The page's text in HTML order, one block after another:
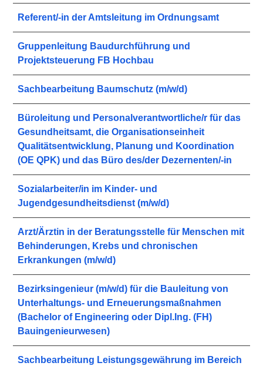
Referent/-in der Amtsleitung im Ordnungsamt
Gruppenleitung Baudurchführung und
Projektsteuerung FB Hochbau
Sachbearbeitung Baumschutz (m/w/d)
Büroleitung und Personalverantwortliche/r für das
Gesundheitsamt, die Organisationseinheit
Qualitätsentwicklung, Planung und Koordination
(OE QPK) und das Büro des/der Dezernenten/-in
Sozialarbeiter/in im Kinder- und
Jugendgesundheitsdienst (m/w/d)
Arzt/Ärztin in der Beratungsstelle für Menschen mit
Behinderungen, Krebs und chronischen
Erkrankungen (m/w/d)
Bezirksingenieur (m/w/d) für die Bauleitung von
Unterhaltungs- und Erneuerungsmaßnahmen
(Bachelor of Engineering oder Dipl.Ing. (FH)
Bauingenieurwesen)
Sachbearbeitung Leistungsgewährung im Bereich